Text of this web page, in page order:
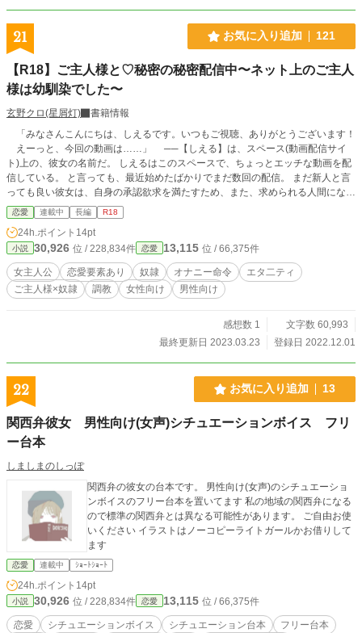
21 お気に入り追加 121
【R18】ご主人様と♡秘密の秘密配信中〜ネット上のご主人
様は幼馴染でした〜
玄野クロ(星屑灯)
書籍情報
「みなさんこんにちは、しえるです。いつもご視聴、ありがとうございます！
えーっと、今回の動画は……」 ──【しえる】は、スペース(動画配信サイ
ト)上の、彼女の名前だ。 しえるはこのスペースで、ちょっとエッチな動画を配
信している。 と言っても、最近始めたばかりでまだ数回の配信。 まだ新人と言
っても良い彼女は、自身の承認欲求を満たすため、また、求められる人間になり
たい気持ちを埋めるため、これから未知の世界に身を堕とす。 そんな中、再
生数アップのため、ある日ご主人様を募集することにした。 会うことはない、
文字だけのご主人様。 一人のご主人様を見つけ、今までとは違う配信もするよ
うになったしえる。 これは、なんでもない普通の彼女が埋まらない心の隙間
を満たし、ご主人様に心を沈めていくお話。 ※※※※※※※※※※ ※登場人物
は主人公+ご主人様＋モブ(コメント)となっています。 ※人同士の直接的な絡み
はありませんが、リクエストや指示(命令)はあります。 ※R18回は、話のタイト
内容となる可能性があるため、閲覧にはご注意ください。 ※一部、非日常な展
開があるかもしれませんが、読み物として楽しんでいただけましたら幸いです。
(敬称略) Key Word*** アダルト、18禁、エロ、エッチ、えっち、オモチャ、玩
具、性癖、自慰、撮影、動画、女の子、女性主人公、ロリ系、可愛い、日常、配
信、R-18
恋愛 連載中 長編 R18
24h.ポイント 14pt
小説 30,926 位 / 228,834件 恋愛 13,115 位 / 66,375件
女主人公 恋愛要素あり 奴隷 オナニー命令
エタ二ティ
ご主人様×奴隷
調教 女性向け 男性向け
感想数 1
文字数 60,993
最終更新日 2023.03.23
登録日 2022.12.01
22 お気に入り追加 13
関西弁彼女 男性向け(女声)シチュエーションボイス フリ
ー台本
しましまのしっぽ
関西弁の彼女の台本です。 男性向け(女声)のシチュエーショ
ンボイスのフリー台本を置いてます 私の地域の関西弁になる
ので標準の関西弁とは異なる可能性があります。 ご自由お使
いください イラストはノーコピーライトガールかお借りして
ます
恋愛 連載中 ｼｮｰﾄｼｮｰﾄ
24h.ポイント 14pt
小説 30,926 位 / 228,834件 恋愛 13,115 位 / 66,375件
恋愛 シチュエーションボイス シチュエーション台本
フリー台本